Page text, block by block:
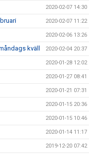
2020-02-07 14:30
2020-02-07 11:22
2020-02-06 13:26
kväll 2020-02-04 20:37
2020-01-28 12:02
2020-01-27 08:41
2020-01-21 07:31
2020-01-15 20:36
2020-01-15 10:46
2020-01-14 11:17
2019-12-20 07:42